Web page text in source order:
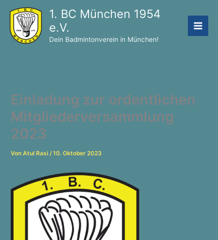
Inhalt
springen
1. BC München 1954
e.V.
Dein Badmintonverein in München!
Einladung zur ordentlichen
Mitgliederversammlung
2023
VonAtul Rasi/10. Oktober 2023